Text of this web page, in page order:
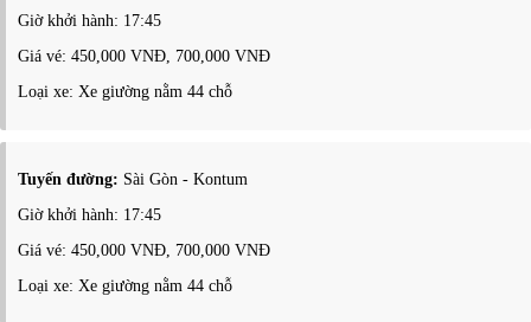
Giờ khởi hành: 17:45
Giá vé: 450,000 VNĐ, 700,000 VNĐ
Loại xe: Xe giường nằm 44 chỗ
Tuyến đường: Sài Gòn - Kontum
Giờ khởi hành: 17:45
Giá vé: 450,000 VNĐ, 700,000 VNĐ
Loại xe: Xe giường nằm 44 chỗ